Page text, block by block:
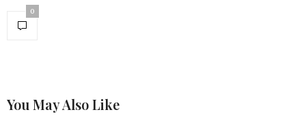
0
You May Also Like